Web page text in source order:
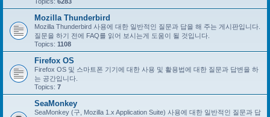
Mozilla Thunderbird
Mozilla Thunderbird 사용에 대한 일반적인 질문과 답을 해 주는 게시판입니다.
질문을 하기 전에 FAQ를 읽어 보시는게 도움이 될 것입니다.
Topics: 1108
Firefox OS
Firefox OS 및 스마트폰 기기에 대한 사용 및 활용법에 대한 질문과 답변을 하
는 공간입니다.
Topics: 7
SeaMonkey
SeaMonkey (구, Mozilla 1.x Application Suite) 사용에 대한 일반적인 질문과 답